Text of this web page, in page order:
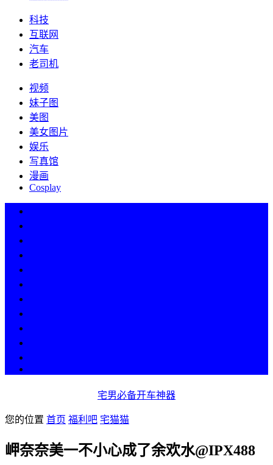
科技
互联网
汽车
老司机
视频
妹子图
美图
美女图片
娱乐
写真馆
漫画
Cosplay
宅男必备开车神器
您的位置 首页 福利吧 宅猫猫
岬奈奈美一不小心成了余欢水@IPX488